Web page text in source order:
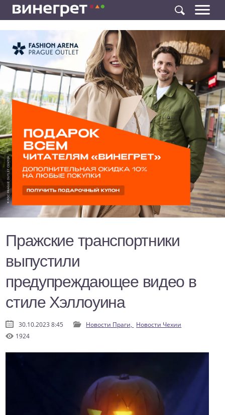
Пражские транспортники
выпустили
предупреждающее видео в
стиле Хэллоуина
30.10.2023 8:45 Новости Праги, Новости Чехии
1924